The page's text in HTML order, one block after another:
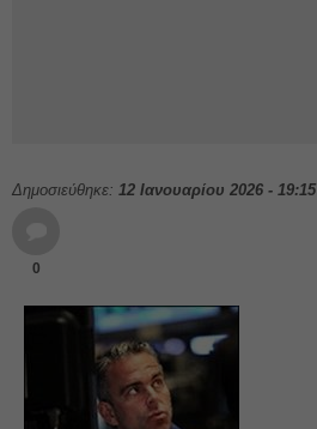
Δημοσιεύθηκε: 12 Ιανουαρίου 2026 - 19:15
0